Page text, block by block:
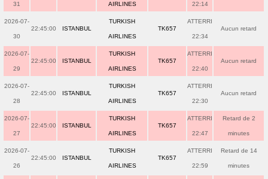
31 AIRLINES 22:14
2026-07-
30
22:45:00 ISTANBUL
TURKISH
AIRLINES
TK657
ATTERRI
22:34
Aucun retard
2026-07-
29
22:45:00 ISTANBUL
TURKISH
AIRLINES
TK657
ATTERRI
22:40
Aucun retard
2026-07-
28
22:45:00 ISTANBUL
TURKISH
AIRLINES
TK657
ATTERRI
22:30
Aucun retard
2026-07-
27
22:45:00 ISTANBUL
TURKISH
AIRLINES
TK657
ATTERRI
22:47
Retard de 2
minutes
2026-07-
26
22:45:00 ISTANBUL
TURKISH
AIRLINES
TK657
ATTERRI
22:59
Retard de 14
minutes